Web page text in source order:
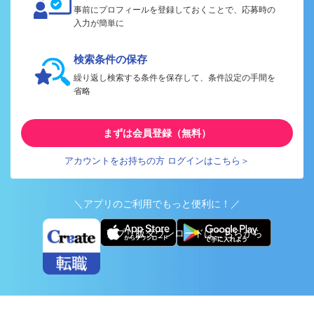
事前にプロフィールを登録しておくことで、応募時の
入力が簡単に
検索条件の保存
繰り返し検索する条件を保存して、条件設定の手間を
省略
まずは会員登録（無料）
アカウントをお持ちの方 ログインはこちら＞
＼アプリのご利用でもっと便利に！／
アプリ版ダウンロードはこちらから